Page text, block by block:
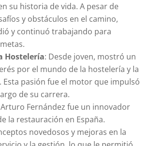
su historia de vida. A pesar de
y obstáculos en el camino,
y continuó trabajando para
Hostelería: Desde joven, mostró un
por el mundo de la hostelería y la
Esta pasión fue el motor que impulsó
de su carrera.
Arturo Fernández fue un innovador
la restauración en España.
novedosos y mejoras en la